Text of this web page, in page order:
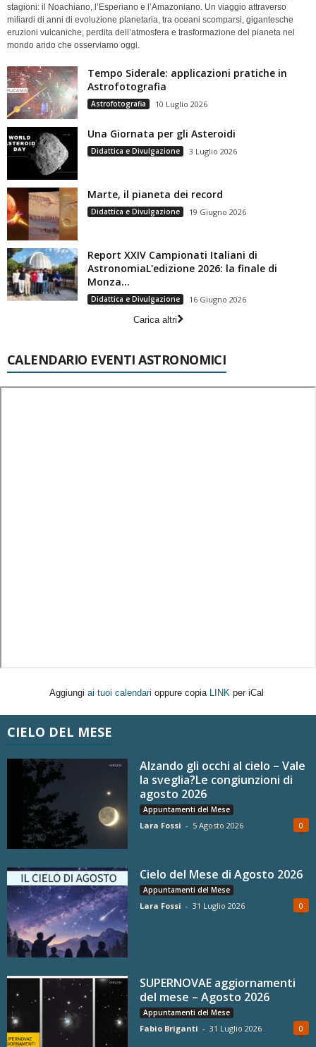
stagioni: il Noachiano, l’Esperiano e l’Amazoniano. Un viaggio attraverso
miliardi di anni di evoluzione planetaria, tra oceani scomparsi, gigantesche
eruzioni vulcaniche, perdita dell’atmosfera e trasformazione del pianeta nel
mondo arido che osserviamo oggi.
Tempo Siderale: applicazioni pratiche in
Astrofotografia
Astrofotografia 10 Luglio 2026
Una Giornata per gli Asteroidi
Didattica e Divulgazione 3 Luglio 2026
Marte, il pianeta dei record
Didattica e Divulgazione 19 Giugno 2026
Report XXIV Campionati Italiani di
AstronomiaL'edizione 2026: la finale di
Monza...
Didattica e Divulgazione
16 Giugno 2026
Carica altri
CALENDARIO EVENTI ASTRONOMICI
Aggiungi ai tuoi calendari oppure copia LINK per iCal
CIELO DEL MESE
Alzando gli occhi al cielo – Vale
la sveglia?Le congiunzioni di
agosto 2026
Appuntamenti del Mese
Lara Fossi - 5 Agosto 2026 0
Cielo del Mese di Agosto 2026
Appuntamenti del Mese
Lara Fossi - 31 Luglio 2026 0
SUPERNOVAE aggiornamenti
del mese – Agosto 2026
Appuntamenti del Mese
Fabio Briganti - 31 Luglio 2026 0